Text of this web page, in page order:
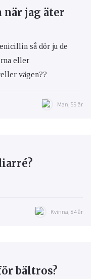
när jag äter
så dör ju de
eller
vägen??
Man, 59 år
Kvinna, 84 år
bältros?